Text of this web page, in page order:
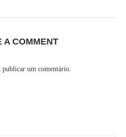
A COMMENT
publicar um comentário.